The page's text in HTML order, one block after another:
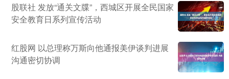
股联社 发放“通关文牒”，西城区开展全民国家
安全教育日系列宣传活动
红股网 以总理称万斯向他通报美伊谈判进展
沟通密切协调